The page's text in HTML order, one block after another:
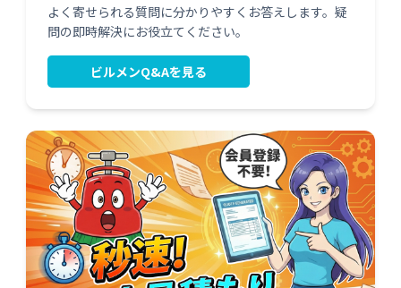
よく寄せられる質問に分かりやすくお答えします。疑
問の即時解決にお役立てください。
ビルメンQ&Aを見る